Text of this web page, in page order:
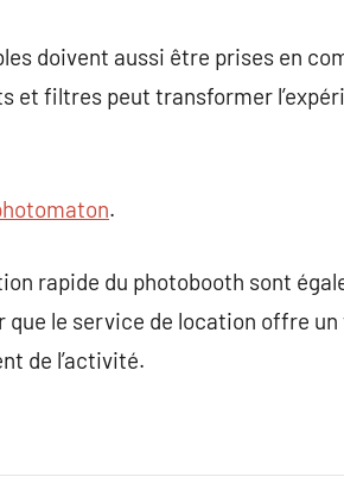
doivent aussi être prises en
et filtres peut transformer
.
rapide du photobooth sont
que le service de location offre
de l’activité.